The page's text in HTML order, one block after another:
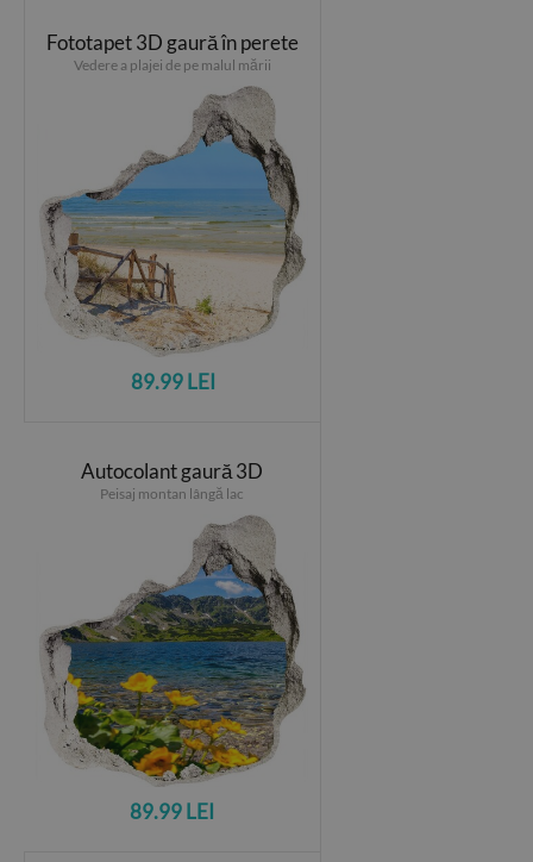
Fototapet 3D gaură în perete
Vedere a plajei de pe malul mării
89.99 LEI
Autocolant gaură 3D
Peisaj montan lângă lac
89.99 LEI